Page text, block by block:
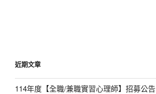
近期文章
114年度【全職/兼職實習心理師】招募公告